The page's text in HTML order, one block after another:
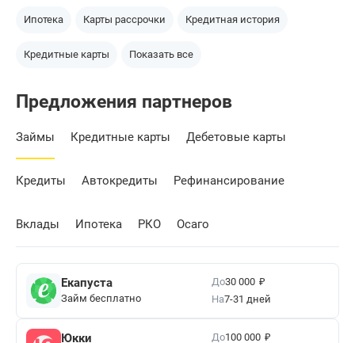
Ипотека Карты рассрочки Кредитная история
Кредитные карты Показать все
Предложения партнеров
Займы Кредитные карты Дебетовые карты
Кредиты Автокредиты Рефинансирование
Вклады Ипотека РКО Осаго
Екапуста
Займ бесплатно
До30 000 ₽
На7-31 дней
Юкки До100 000 ₽